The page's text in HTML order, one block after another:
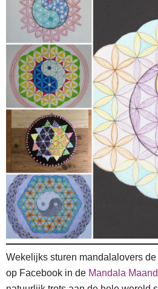
Wekelijks sturen mandalalovers
op Facebook in de Mandala